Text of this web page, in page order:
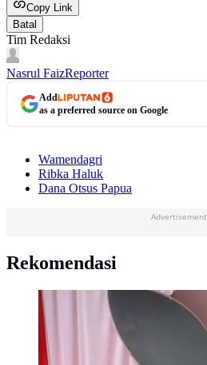
Copy Link
Batal
Tim Redaksi
Nasrul FaizReporter
Add
as a preferred source on Google
Wamendagri
Ribka Haluk
Dana Otsus Papua
Advertisement
Rekomendasi